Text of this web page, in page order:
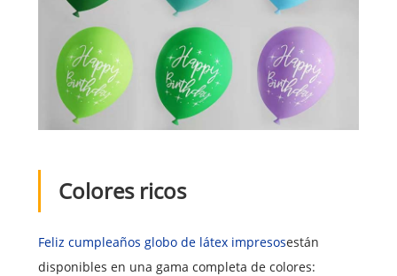
Colores ricos
Feliz cumpleaños globo de látex impresosestán
disponibles en una gama completa de colores: